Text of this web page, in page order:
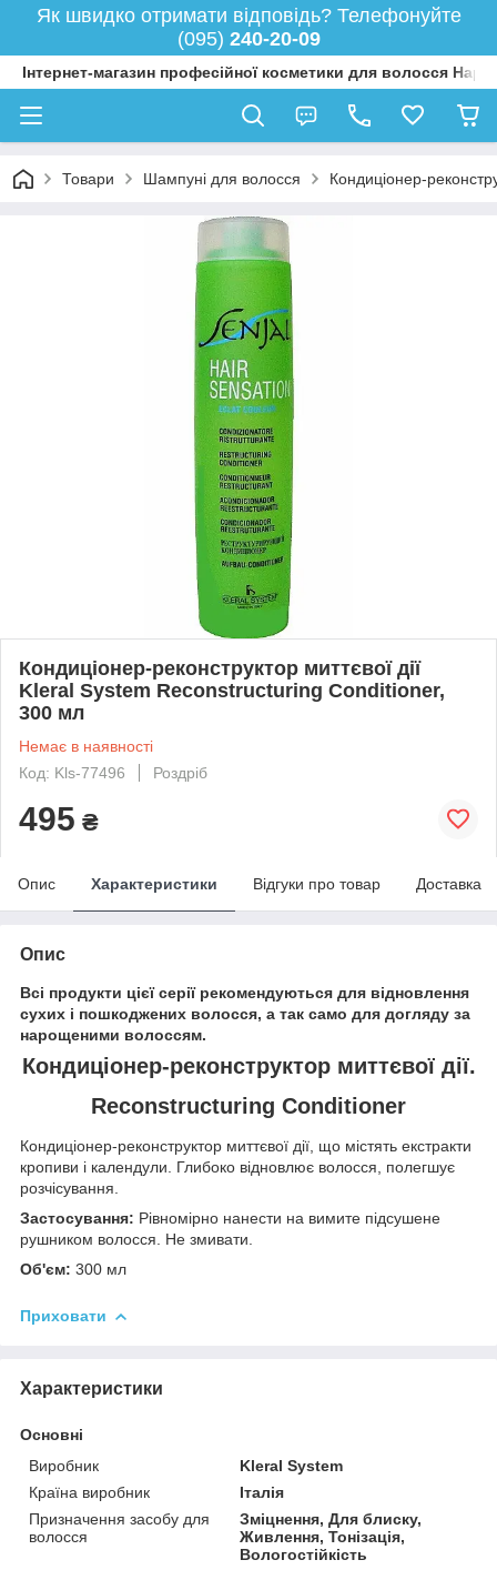
Як швидко отримати відповідь? Телефонуйте
(095) 240-20-09
Інтернет-магазин професійної косметики для волосся
Товари Шампуні для волосся Кондиціонер-
Кондиціонер-реконструктор миттєвої дії
Kleral System Reconstructuring Conditioner,
300 мл
Немає в наявності
Код: Kls-77496
Роздріб
495 ₴
Опис Характеристики Відгуки про товар Доставка
Опис
Всі продукти цієї серії рекомендуються для відновлення
сухих і пошкоджених волосся, а так само для догляду за
нарощеними волоссям.
Кондиціонер-реконструктор миттєвої дії.
Reconstructuring Conditioner
Кондиціонер-реконструктор миттєвої дії, що містять екстракти
кропиви і календули. Глибоко відновлює волосся, полегшує
розчісування.
Застосування: Рівномірно нанести на вимите підсушене
рушником волосся. Не змивати.
Об'єм: 300 мл
Приховати
Характеристики
Основні
Виробник
Kleral System
Країна виробник
Італія
Призначення засобу для
волосся
Зміцнення, Для блиску,
Живлення, Тонізація,
Вологостійкість